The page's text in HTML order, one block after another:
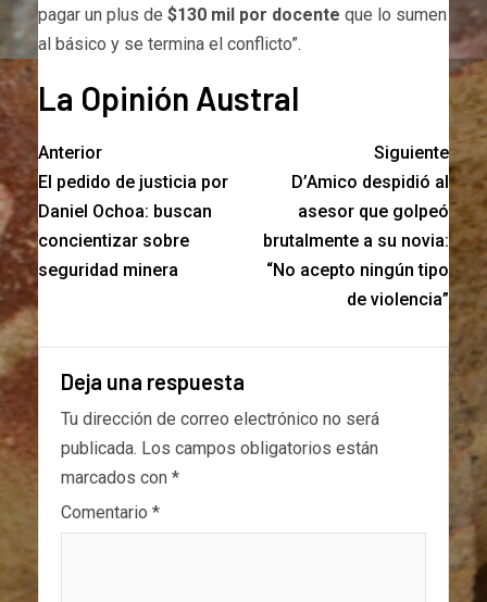
pagar un plus de $130 mil por docente que lo sumen
al básico y se termina el conflicto”.
La Opinión Austral
Anterior
El pedido de justicia por
Daniel Ochoa: buscan
concientizar sobre
seguridad minera
Siguiente
D’Amico despidió al
asesor que golpeó
brutalmente a su novia:
“No acepto ningún tipo
de violencia”
Deja una respuesta
Tu dirección de correo electrónico no será
publicada. Los campos obligatorios están
marcados con *
Comentario *